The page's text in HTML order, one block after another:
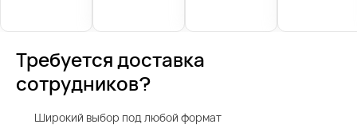
Требуется доставка
сотрудников?
Широкий выбор под любой формат